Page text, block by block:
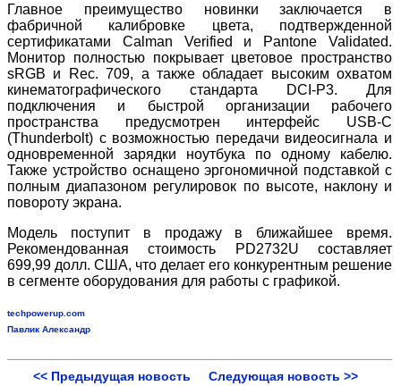
Главное преимущество новинки заключается в
фабричной калибровке цвета, подтвержденной
сертификатами Calman Verified и Pantone Validated.
Монитор полностью покрывает цветовое пространство
sRGB и Rec. 709, а также обладает высоким охватом
кинематографического стандарта DCI-P3. Для
подключения и быстрой организации рабочего
пространства предусмотрен интерфейс USB-C
(Thunderbolt) с возможностью передачи видеосигнала и
одновременной зарядки ноутбука по одному кабелю.
Также устройство оснащено эргономичной подставкой с
полным диапазоном регулировок по высоте, наклону и
повороту экрана.
Модель поступит в продажу в ближайшее время.
Рекомендованная стоимость PD2732U составляет
699,99 долл. США, что делает его конкурентным решение
в сегменте оборудования для работы с графикой.
techpowerup.com
Павлик Александр
<< Предыдущая новость Следующая новость >>